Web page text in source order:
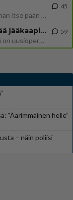
Mutta mies vain tuijottaa, siinä vaiheessa käännän itse pään pois. Mikä juttu? Yleensä jos joku tuijottaa tai katsoo, hä
45
Uusioperheen aikuiset lapset tyhjentää jääkaapin käydessään
Miten selvittäisitte seuraavan ongelman, meillä on uusioperhe, minulla teini-ikäiset lapset ja puolisolla aikuiset, jotk
59
”Äärimmäinen helle”
– näin poliisi